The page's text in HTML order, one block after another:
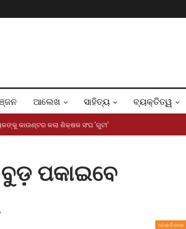
ଆଲେଖ ସାହିତ୍ୟ ବ୍ୟକ୍ତିତ୍ୱ
କାଉଣ୍ଟର କଲା ଶିକ୍ଷକ ସଂଘ ‘ରୁଟା’
ପକାଇବେ
ଦେଶ ବିଦେଶ